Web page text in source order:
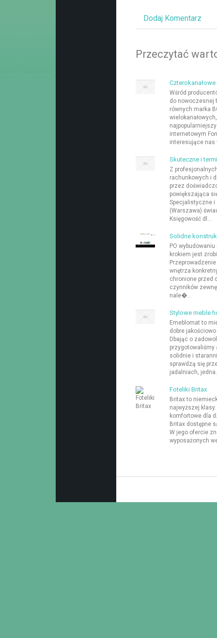
Dodaj Komentarz
Przeczytać
Wśród
do nowoczesnej
równych marka
internetowym
interesujące nas
Skuteczne i
Z
rachunkowych i
przez
powiększająca
Specjalistyczne i
(Warszawa)
Księgowość dl...
Solidne
PO
krokiem jest
wnętrza
chronione przed
czynników
nale�...
Stylowe meble
Emeblomat to
dobre
Dbając o
przygotowaliśmy
solidnie i
sprawdzą się
jadalniach,
Foteliki Britax
Britax to
najwyższej
komfortowe dla
Britax dostępne
W jego ofercie
wyposażonych